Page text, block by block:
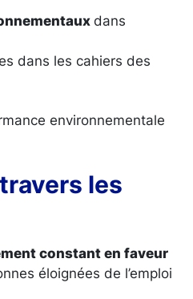
dans
dans les cahiers des
environnementale
les
constant en faveur
éloignées de l’emploi